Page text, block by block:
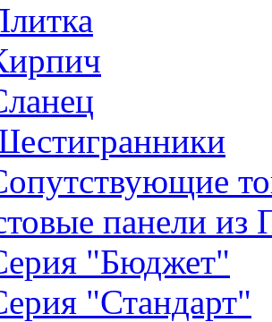
панели из
"Бюджет"
"Стандарт"